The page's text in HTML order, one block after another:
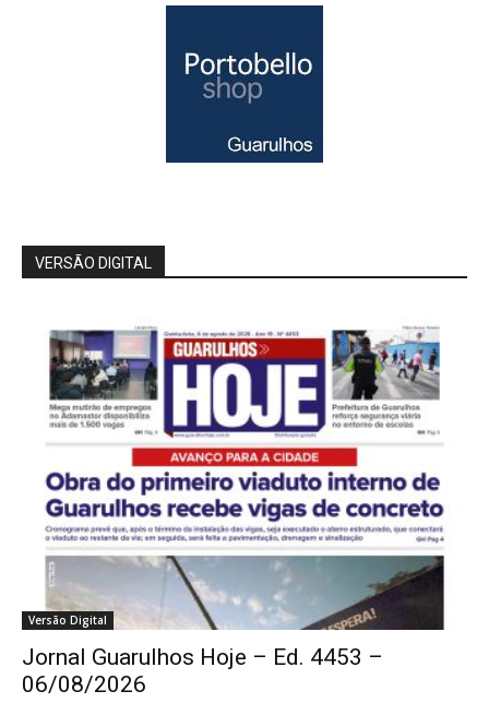
VERSÃO DIGITAL
Versão Digital
Jornal Guarulhos Hoje – Ed. 4453 –
06/08/2026